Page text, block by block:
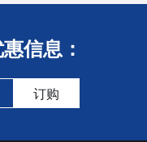
信息：
订购